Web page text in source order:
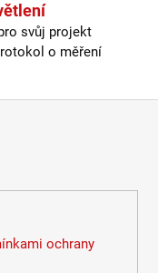
svůj projekt
o měření
ochrany